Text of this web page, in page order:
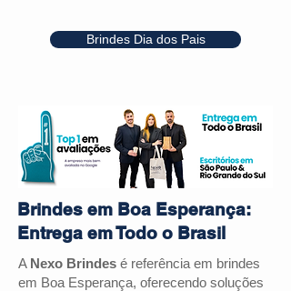
Brindes Dia dos Pais
Brindes em Boa Esperança:
Entrega em Todo o Brasil
A Nexo Brindes é referência em brindes
em Boa Esperança, oferecendo soluções